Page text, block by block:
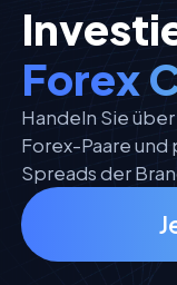
Forex
Handeln Sie
Forex-Paare
Spreads der